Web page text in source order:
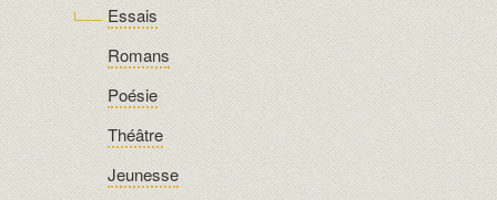
Essais
Romans
Poésie
Théâtre
Jeunesse